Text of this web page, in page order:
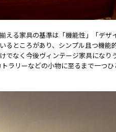
る家具の基準は「機能性」「デ
ところがあり、シンプル且つ機
なく今後ヴィンテージ家具にな
ラリーなどの小物に至るまで一つ